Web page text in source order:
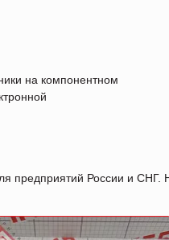
на компонентном
предприятий России и